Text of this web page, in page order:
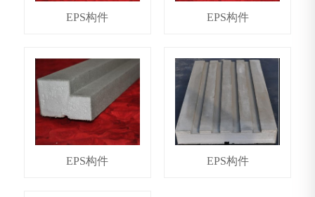
EPS构件 EPS构件
EPS构件 EPS构件